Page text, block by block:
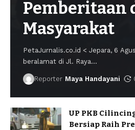
Pemberitaan
Masyarakat
PetaJurnalis.co.id < Jepara, 6
beralamat di Jl. Raya…
Reporter Maya Handayani
UP PKB
Bersiap Raih